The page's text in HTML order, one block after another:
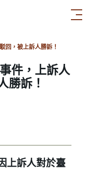
回，被上訴人勝訴！
件，上訴人
勝訴！
上訴人對於臺